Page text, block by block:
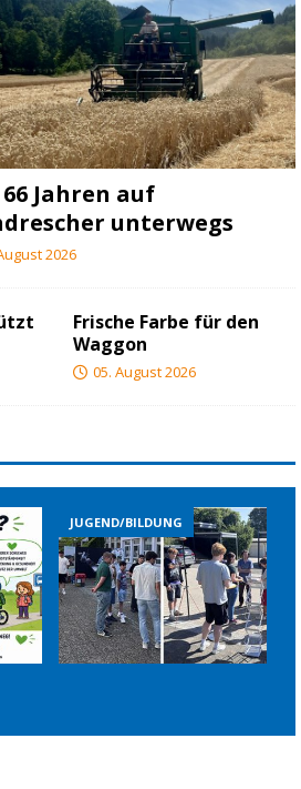
Jahren auf
unterwegs
2026
Frische Farbe für den
Waggon
05. August 2026
JUGEND/BILDUNG